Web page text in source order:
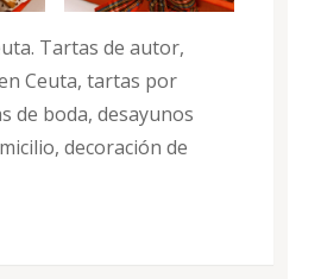
Tartas de autor,
Ceuta, tartas por
de boda, desayunos
decoración de